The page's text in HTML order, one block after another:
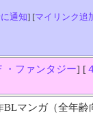
通知] [マイリンク追
・ファンタジー] [
マンガ（全年